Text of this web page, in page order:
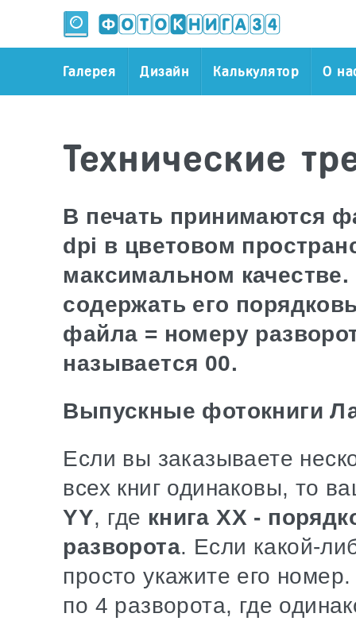
Галерея Дизайн Калькулятор О
Технические
В печать принимаются
dpi в цветовом
максимальном
содержать его
файла = номеру
называется 00.
Выпускные фотокниги
Если вы заказываете
всех книг одинаковы, то
YY, где книга ХХ -
разворота. Если какой-
просто укажите его
по 4 разворота, где